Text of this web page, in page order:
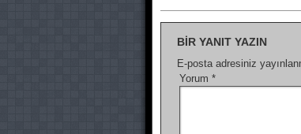
BIR YANIT YAZIN
E-posta adresiniz
Yorum *